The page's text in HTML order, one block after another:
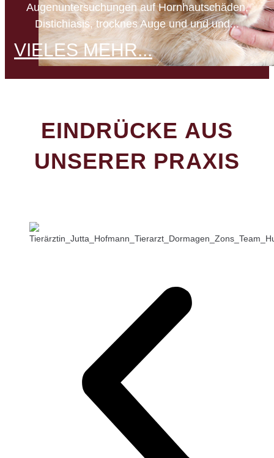
Augenuntersuchungen auf Hornhautschäden,
Distichiasis, trocknes Auge und und und...
VIELES MEHR...
EINDRÜCKE AUS
UNSERER PRAXIS